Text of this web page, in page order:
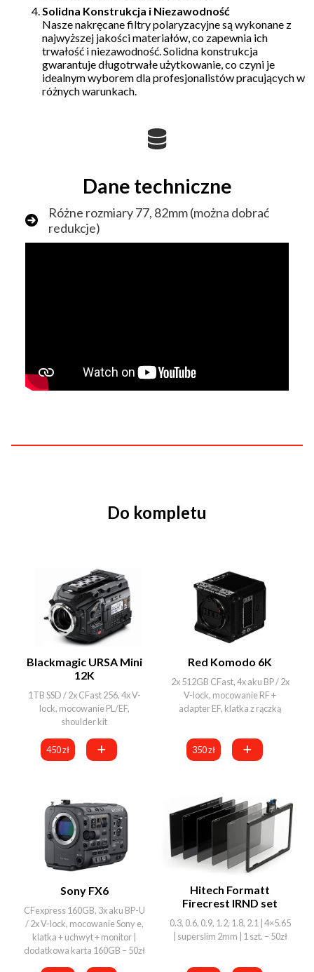
Solidna Konstrukcja i Niezawodność
Nasze nakręcane filtry polaryzacyjne są wykonane z
najwyższej jakości materiałów, co zapewnia ich
trwałość i niezawodność. Solidna konstrukcja
gwarantuje długotrwałe użytkowanie, co czyni je
idealnym wyborem dla profesjonalistów pracujących w
różnych warunkach.
Dane techniczne
Różne rozmiary 77, 82mm (można dobrać
redukcje)
Do kompletu
Blackmagic URSA Mini
12K
1TB SSD / 2x CFast 256, 4x V-
lock, mocowanie PL/EF,
shoulder kit
450 zł
Red Komodo 6K
2x 512GB CFast, 4x aku BP / 2x
V-lock, mocowanie RF +
adapter EF, klatka z rączką
350 zł
Sony FX6
CFexpress 160GB, 3x aku BP-U
/ 2x V-lock, mocowanie Sony e,
klatka + uchwyt + monitor |
dodatkowa karta 160GB – 50zł
Hitech Formatt
Firecrest IRND set
0.3, 0.6, 0.9, 1.2, 1.8, 2.1 | 4×5.65
| superslim 2mm | 1 szt. – 50zł